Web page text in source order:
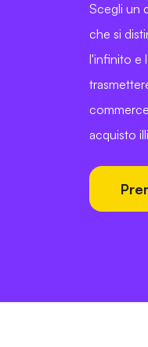
Scegli un
che si
l'infinito e
acquisto